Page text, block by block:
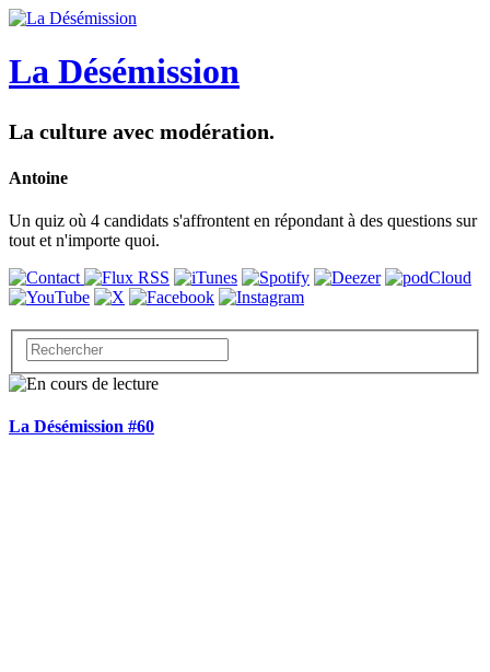
La Désémission
La culture avec modération.
Antoine
Un quiz où 4 candidats s'affrontent en répondant à des questions sur
tout et n'importe quoi.
La Désémission #60